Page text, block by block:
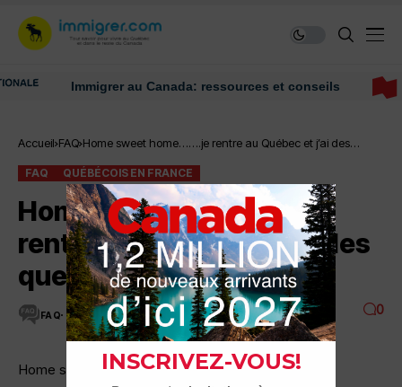
Immigrer au Canada: ressources et conseils
Accueil FAQ Home sweet home…….je rentre au Québec et j’ai des
FAQ QUÉBÉCOIS EN FRANCE
Home sweet home…….je
rentre au Québec et j’ai des
questions.
FAQ 5 MINUTES DE LECTURE 2.6K VUES 0
Home sweet home…….